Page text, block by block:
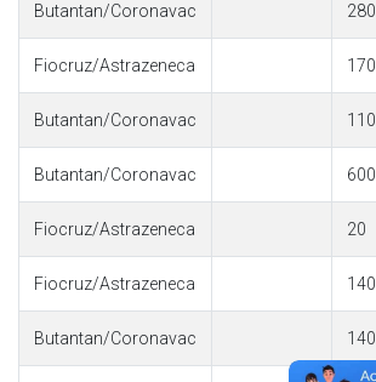
Butantan/Coronavac 280
Fiocruz/Astrazeneca 170
Butantan/Coronavac 110
Butantan/Coronavac 600
Fiocruz/Astrazeneca 20
Fiocruz/Astrazeneca 140
Butantan/Coronavac 140